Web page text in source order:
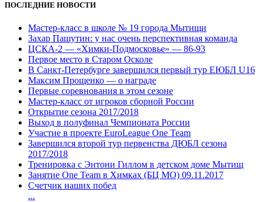
ПОСЛЕДНИЕ НОВОСТИ
Мастер-класс в школе № 19 города Мытищи
Захар Пашутин: у нас очень перспективная команда
ЦСКА-2 — «Химки-Подмосковье» — 86-93
Первое место в Старом Осколе
В Санкт-Петербурге завершился первый тур ЕЮБЛ U16
Максим Прощенко — о награде
Первые соревнования в этом сезоне
Мастер-класс от игроков сборной России
Открытие сезона 2017/2018
Выход в полуфинал Чемпионата России
Участие в проекте EuroLeague One Team
Завершился второй тур первенства ДЮБЛ сезона
2017/2018
Тренировка с Энтони Гиллом в детском доме Мытищ
Занятие One Team в Химках (БЦ МО) 09.11.2017
Счетчик наших побед
...